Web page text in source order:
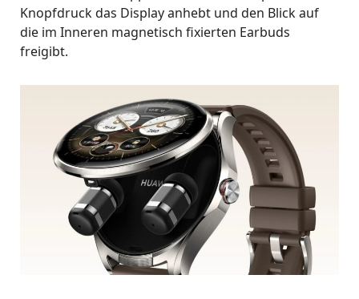
Knopfdruck das Display anhebt und den Blick auf
die im Inneren magnetisch fixierten Earbuds
freigibt.